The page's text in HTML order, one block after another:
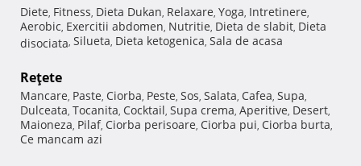
Diete, Fitness, Dieta Dukan, Relaxare, Yoga, Intretinere,
Aerobic, Exercitii abdomen, Nutritie, Dieta de slabit, Dieta
disociata, Silueta, Dieta ketogenica, Sala de acasa
Reţete
Mancare, Paste, Ciorba, Peste, Sos, Salata, Cafea, Supa,
Dulceata, Tocanita, Cocktail, Supa crema, Aperitive, Desert,
Maioneza, Pilaf, Ciorba perisoare, Ciorba pui, Ciorba burta,
Ce mancam azi